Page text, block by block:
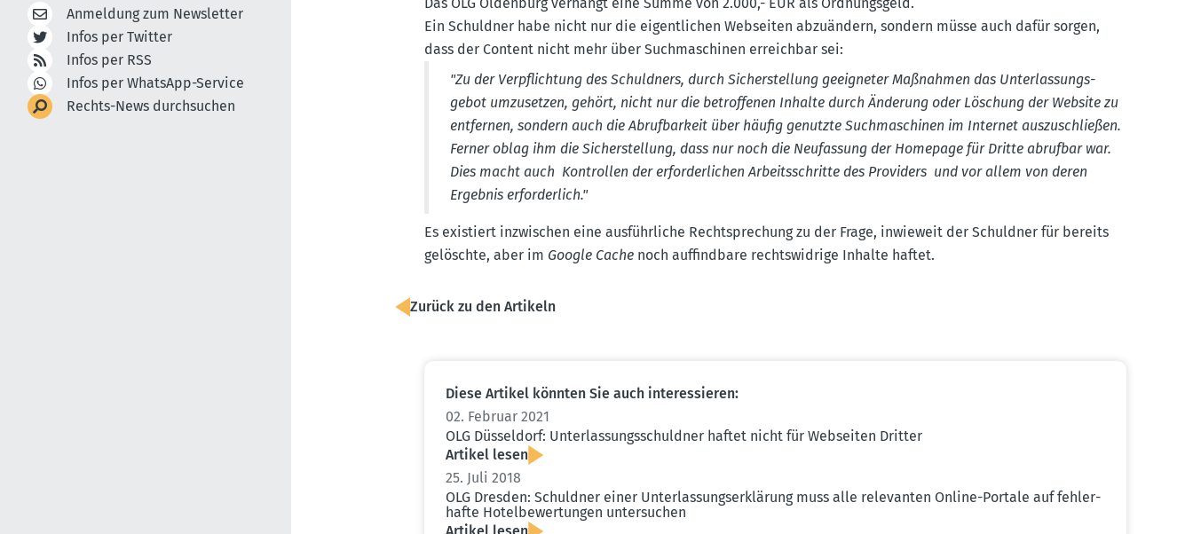
Ein Schuldner habe nicht nur die eigent­lichen Webseiten abzuändern, sondern müsse auch dafür sorgen,
dass der Content nicht mehr über Suchma­schinen erreichbar sei:
"Zu der Verpflichtung des Schuldners, durch Sicher­stellung geeig­neter Maßnahmen das Unter­las­sungs­
gebot umzusetzen, gehört, nicht nur die betrof­fenen Inhalte durch Änderung oder Löschung der Website zu
entfernen, sondern auch die Abruf­barkeit über häufig genutzte Suchma­schinen im Internet auszu­schließen.
Ferner oblag ihm die Sicher­stellung, dass nur noch die Neufassung der Homepage für Dritte abrufbar war.
Dies macht auch Kontrollen der erfor­der­lichen Arbeits­schritte des Providers und vor allem von deren
Ergebnis erfor­derlich."
Es existiert inzwi­schen eine ausführ­liche Recht­spre­chung zu der Frage, inwieweit der Schuldner für bereits
gelöschte, aber im Google Cache noch auffindbare rechts­widrige Inhalte haftet.
Zurück zu den Artikeln
Diese Artikel könnten Sie auch inter­es­sieren:
02. Februar 2021
OLG Düsseldorf: Unter­las­sungs­schuldner haftet nicht für Webseiten Dritter
Artikel lesen
25. Juli 2018
OLG Dresden: Schuldner einer Unter­las­sungs­er­klärung muss alle relevanten Online-Portale auf fehler­
hafte Hotel­be­wer­tungen unter­suchen
Anmeldung zum Newsletter
Infos per Twitter
Infos per RSS
Infos per WhatsApp-Service
Rechts-News durchsuchen